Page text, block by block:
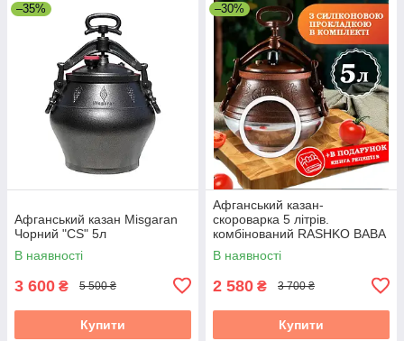
–35%
Афганський казан Misgaran
Чорний "CS" 5л
В наявності
3 600 ₴ 5 500 ₴
Купити
–30%
Афганський казан-
скороварка 5 літрів.
комбінований RASHKO BABA
В наявності
2 580 ₴ 3 700 ₴
Купити